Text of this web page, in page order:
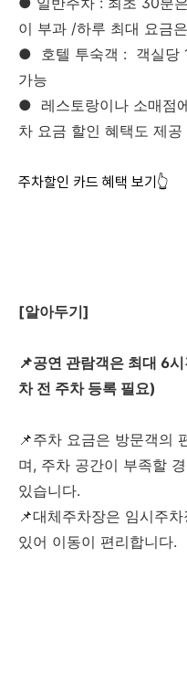
이 부과 /하루 최대 요금
● 호텔 투숙객 : 객실당
가능
● 레스토랑이나 소매점
차 요금 할인 혜택도 제공
주차할인 카드 혜택 보기👆
[알아두기]
📌공연 관람객은 최대 6
차 전 주차 등록 필요)
📌주차 요금은 방문객의
며, 주차 공간이 부족할
있습니다.
📌대체주차장은 임시주
있어 이동이 편리합니다.